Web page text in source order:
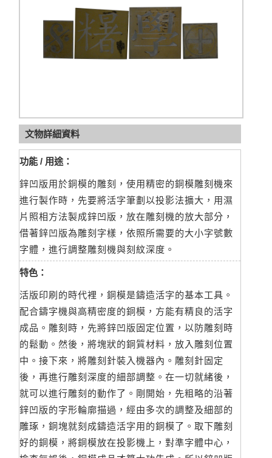
文物詳細資料
功能 / 用途：
鋅凹版用於銅模的雕刻，使用精密的銅模雕刻機來
進行製作時，先要將活字筆劃以投影法擴大，用濕
片照相方法製成鋅凹版，放在雕刻機的放大部分，
借著鋅凹版為雕刻字樣，依照所需要的大小字號數
字體，進行調整雕刻機與刻紋深度。
特色：
活版印刷的時代裡，銅模是鑄造活字的基本工具。
配合鑄字機與高精密度的銅模，方能有精良的活字
成品。雕刻時，先將鋅凹版固定位置，以防雕刻時
的鬆動。然後，將塊狀的銅質材料，放入雕刻位置
中。接下來，將雕刻針裝入機器內。雕刻針固定
後，再進行雕刻深度的細部調整。在一切就緒後，
就可以進行雕刻的動作了。剛開始，先粗略的沿著
鋅凹版的字形輪廓描過，經由多次的調整及細部的
雕琢，銅塊就刻成鑄造活字用的銅模了。取下雕刻
好的銅模，將銅模放在投影機上，對準字體中心，